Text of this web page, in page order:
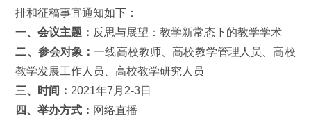
排和征稿事宜通知如下：
一、会议主题： 反思与展望：教学新常态下的教学学术
二、参会对象：一线高校教师、高校教学管理人员、高校
教学发展工作人员、高校教学研究人员
三、时间： 2021年7月2-3日
四、举办方式： 网络直播